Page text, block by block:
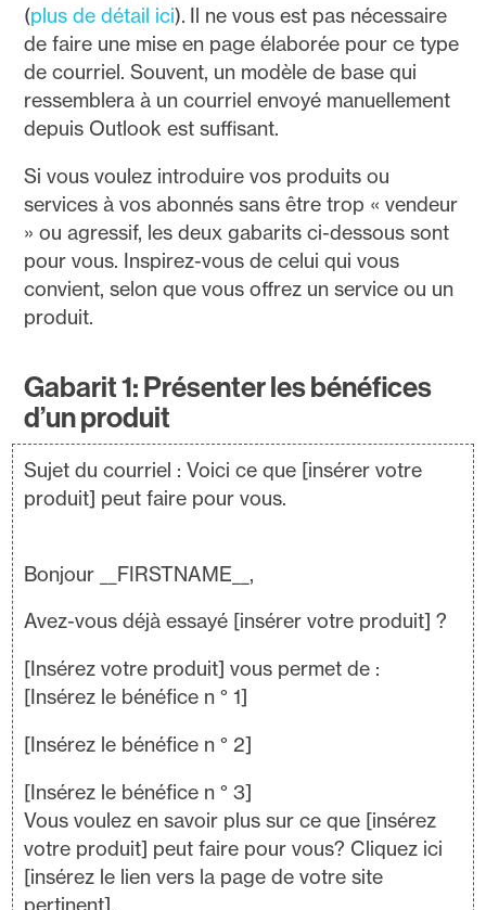
(plus de détail ici). Il ne vous est pas nécessaire
de faire une mise en page élaborée pour ce type
de courriel. Souvent, un modèle de base qui
ressemblera à un courriel envoyé manuellement
depuis Outlook est suffisant.
Si vous voulez introduire vos produits ou
services à vos abonnés sans être trop « vendeur
» ou agressif, les deux gabarits ci-dessous sont
pour vous. Inspirez-vous de celui qui vous
convient, selon que vous offrez un service ou un
produit.
Gabarit 1: Présenter les bénéfices
d’un produit
Sujet du courriel : Voici ce que [insérer votre
produit] peut faire pour vous.
Bonjour __FIRSTNAME__,
Avez-vous déjà essayé [insérer votre produit] ?
[Insérez votre produit] vous permet de :
[Insérez le bénéfice n ° 1]
[Insérez le bénéfice n ° 2]
[Insérez le bénéfice n ° 3]
Vous voulez en savoir plus sur ce que [insérez
votre produit] peut faire pour vous? Cliquez ici
[insérez le lien vers la page de votre site
pertinent].